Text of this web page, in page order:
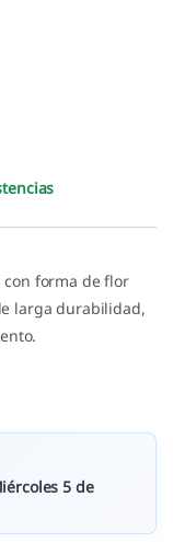
forma de flor
larga durabilidad,
5 de